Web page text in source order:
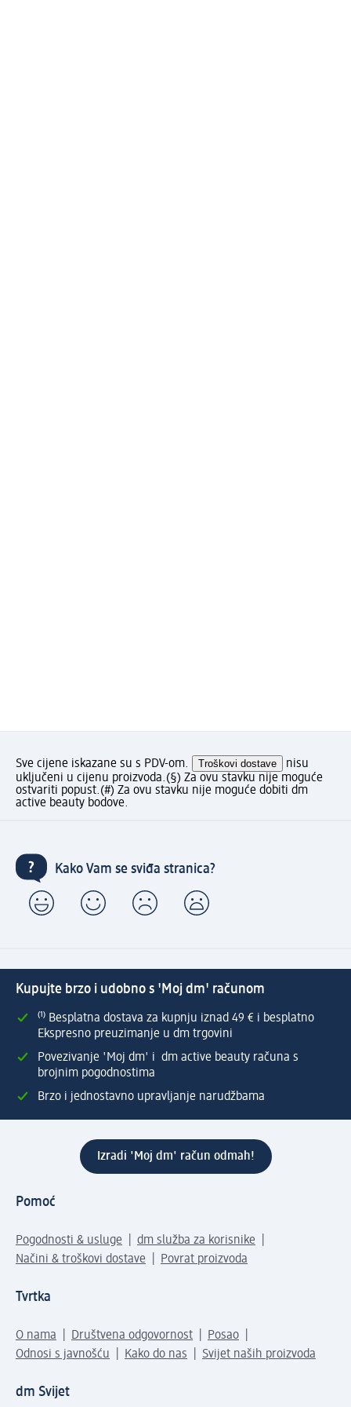
Sve cijene iskazane su s PDV-om. Troškovi dostave
nisu
uključeni u cijenu proizvoda.(§) Za ovu stavku nije moguće
ostvariti popust.(#) Za ovu stavku nije moguće dobiti dm
active beauty bodove.
Kako Vam se sviđa stranica?
Kupujte brzo i udobno s 'Moj dm' računom
⁽¹⁾ Besplatna dostava za kupnju iznad 49 € i besplatno
Ekspresno preuzimanje u dm trgovini
Povezivanje 'Moj dm' i dm active beauty računa s
brojnim pogodnostima
Brzo i jednostavno upravljanje narudžbama
Izradi 'Moj dm' račun odmah!
Pomoć
Pogodnosti & usluge
dm služba za korisnike
Načini & troškovi dostave
Povrat proizvoda
Tvrtka
O nama Društvena odgovornost
Posao
Odnosi s javnošću
Kako do nas Svijet naših proizvoda
dm Svijet